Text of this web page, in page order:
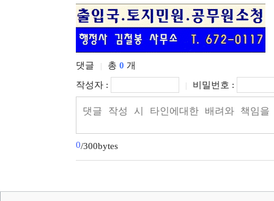
댓글 총 0 개
작성자 :
비밀번호 :
0/300bytes